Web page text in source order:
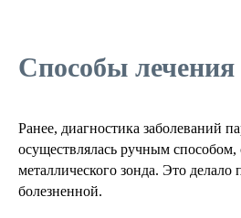
Способы лечения
Ранее, диагностика заболеваний
осуществлялась ручным
металлического зонда. Это делало
болезненной.